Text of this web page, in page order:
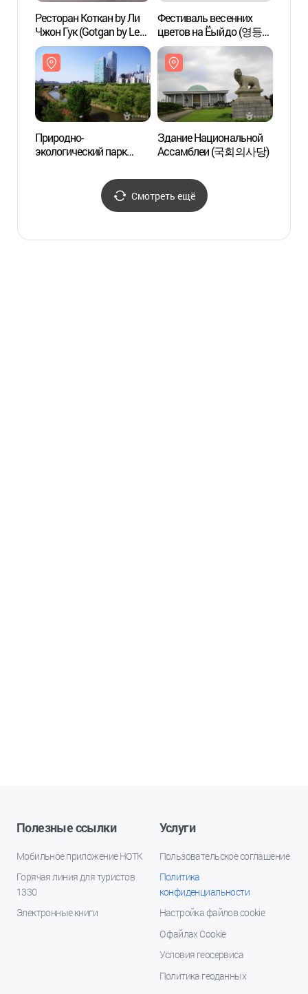
Ресторан Коткан by Ли
Чжон Гук (Gotgan by Lee
Jong Guk, 곳간 by 이종국)
Фестиваль весенних
цветов на Ёыйдо (영등포
여의도 봄꽃축제)
Природно-
экологический парк
(여의도샛강생태공원)
Здание Национальной
Ассамблеи (국회의사당)
Смотреть ещё
Полезные ссылки
Мобильное приложение НОТК
Горячая линия для туристов
1330
Электронные книги
Услуги
Пользовательское соглашение
Политика
конфиденциальности
Настройка файлов cookie
О файлах Cookie
Условия геосервиса
Политика геоданных